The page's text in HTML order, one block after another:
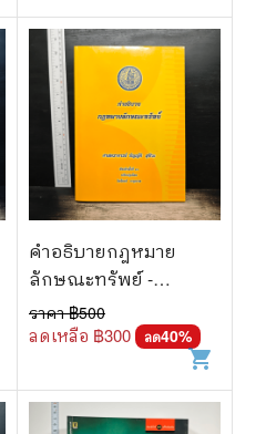
คำอธิบายกฎหมาย
ลักษณะทรัพย์ -
ศาสตราจารย์ บัญญัติ สุ
ชีวะ
ราคา ฿500
ลดเหลือ ฿300 ลด40%
shopping_cart